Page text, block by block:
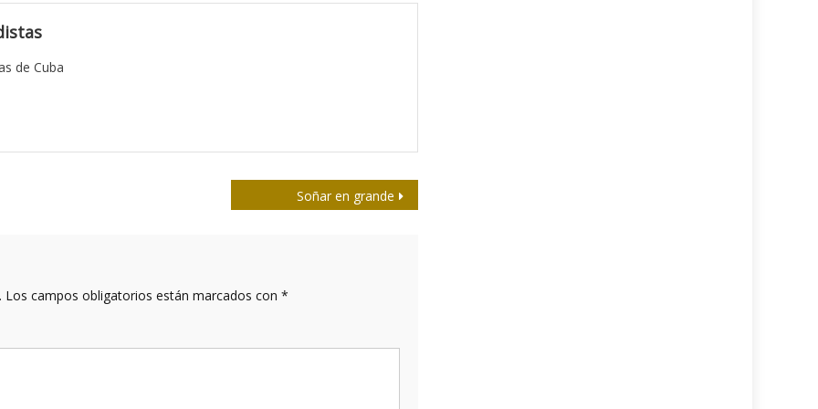
de Cuba
Soñar en grande
Los campos obligatorios están marcados con *